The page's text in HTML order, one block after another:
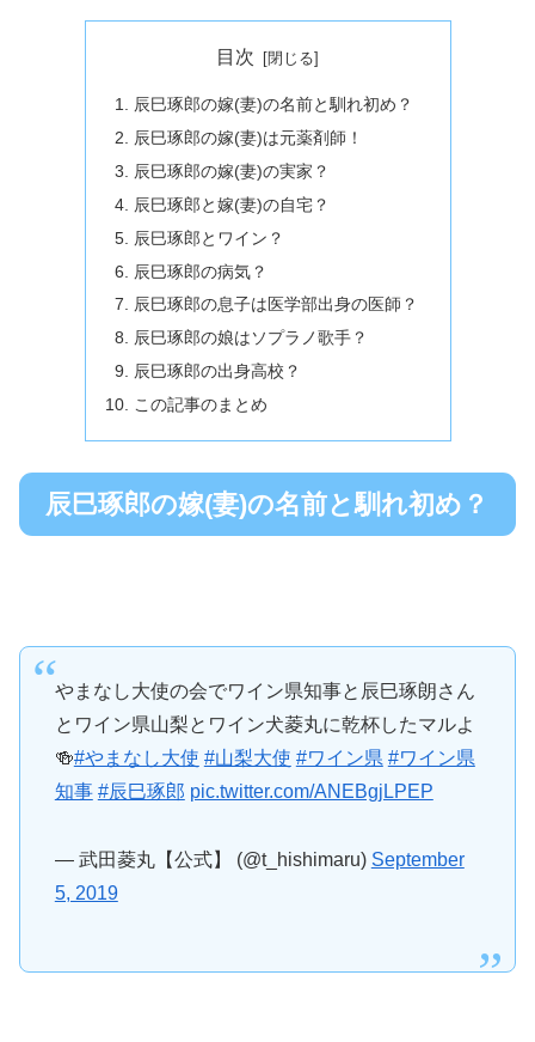
目次
辰巳琢郎の嫁(妻)の名前と馴れ初め？
辰巳琢郎の嫁(妻)は元薬剤師！
辰巳琢郎の嫁(妻)の実家？
辰巳琢郎と嫁(妻)の自宅？
辰巳琢郎とワイン？
辰巳琢郎の病気？
辰巳琢郎の息子は医学部出身の医師？
辰巳琢郎の娘はソプラノ歌手？
辰巳琢郎の出身高校？
この記事のまとめ
辰巳琢郎の嫁(妻)の名前と馴れ初め？
やまなし大使の会でワイン県知事と辰巳琢朗さん
とワイン県山梨とワイン犬菱丸に乾杯したマルよ
🍻#やまなし大使 #山梨大使 #ワイン県 #ワイン県
知事 #辰巳琢郎 pic.twitter.com/ANEBgjLPEP
— 武田菱丸【公式】 (@t_hishimaru) September
5, 2019